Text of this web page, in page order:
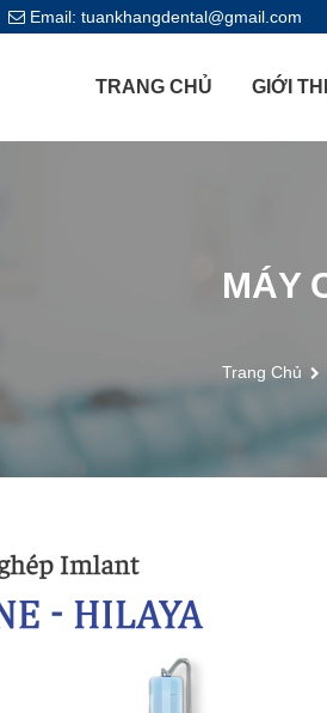
Email: tuankhangdental@gmail.com
TRANG CHỦ GIỚI
MÁY
Trang Chủ